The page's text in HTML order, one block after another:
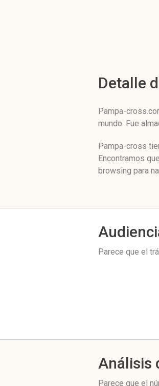
Detalle
Pampa-
mundo. Fue
Pampa-cross
Encontramos
browsing para
Parece que el
Análisis
Parece que el